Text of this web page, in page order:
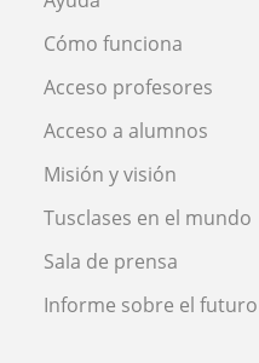
Cómo funciona
Acceso profesores
Acceso a alumnos
Misión y visión
Tusclases en el mundo
Sala de prensa
Informe sobre el